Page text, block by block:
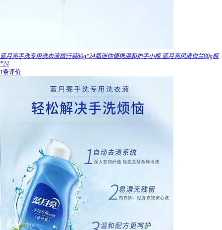
蓝月亮手洗专用洗衣液旅行装80g*24瓶迷你便携温和护手小瓶 蓝月亮风清白兰80g瓶
*24
1条评价